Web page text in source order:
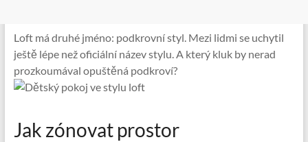
Loft má druhé jméno: podkrovní styl. Mezi lidmi se uchytil
ještě lépe než oficiální název stylu. A který kluk by nerad
prozkoumával opuštěná podkroví?
Jak zónovat prostor